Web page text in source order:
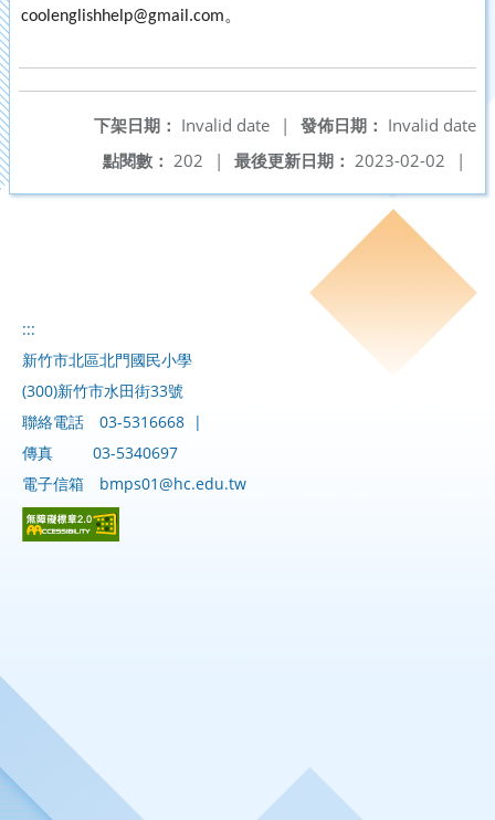
coolenglishhelp@gmail.com。
發佈日期： Invalid date
下架日期： Invalid date
|
最後更新日期： 2023-02-02 |
點閱數： 202 |
:::
新竹市北區北門國民小學
(300)新竹市水田街33號
聯絡電話
03-5316668 |
傳真
03-5340697
電子信箱
bmps01@hc.edu.tw